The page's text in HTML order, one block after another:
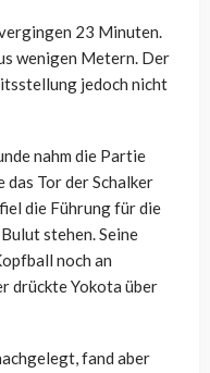
23 Minuten.
wenigen Metern. Der
jedoch nicht
nahm die Partie
Tor der Schalker
die Führung für die
stehen. Seine
noch an
drückte Yokota über
fand aber